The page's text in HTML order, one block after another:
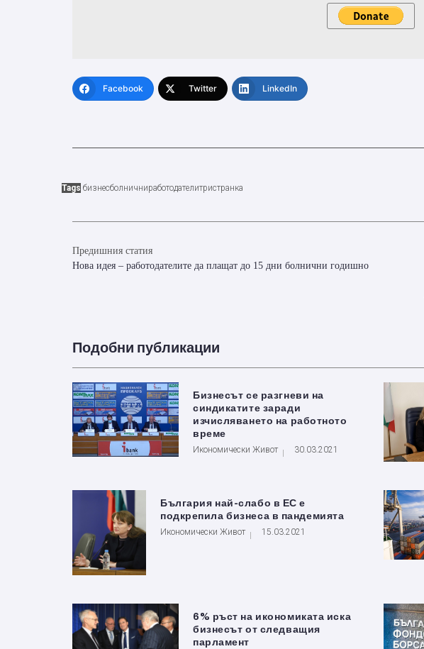
Facebook Twitter LinkedIn
Tags бизнесболничниработодателитристранка
Предишния статия
Нова идея – работодателите да плащат до 15 дни болнични годишно
Подобни публикации
Бизнесът се разгневи на
синдикатите заради
изчисляването на работното
време
Икономически Живот 30.03.2021
България най-слабо в ЕС е
подкрепила бизнеса в пандемията
Икономически Живот 15.03.2021
6% ръст на икономиката иска
бизнесът от следващия
парламент